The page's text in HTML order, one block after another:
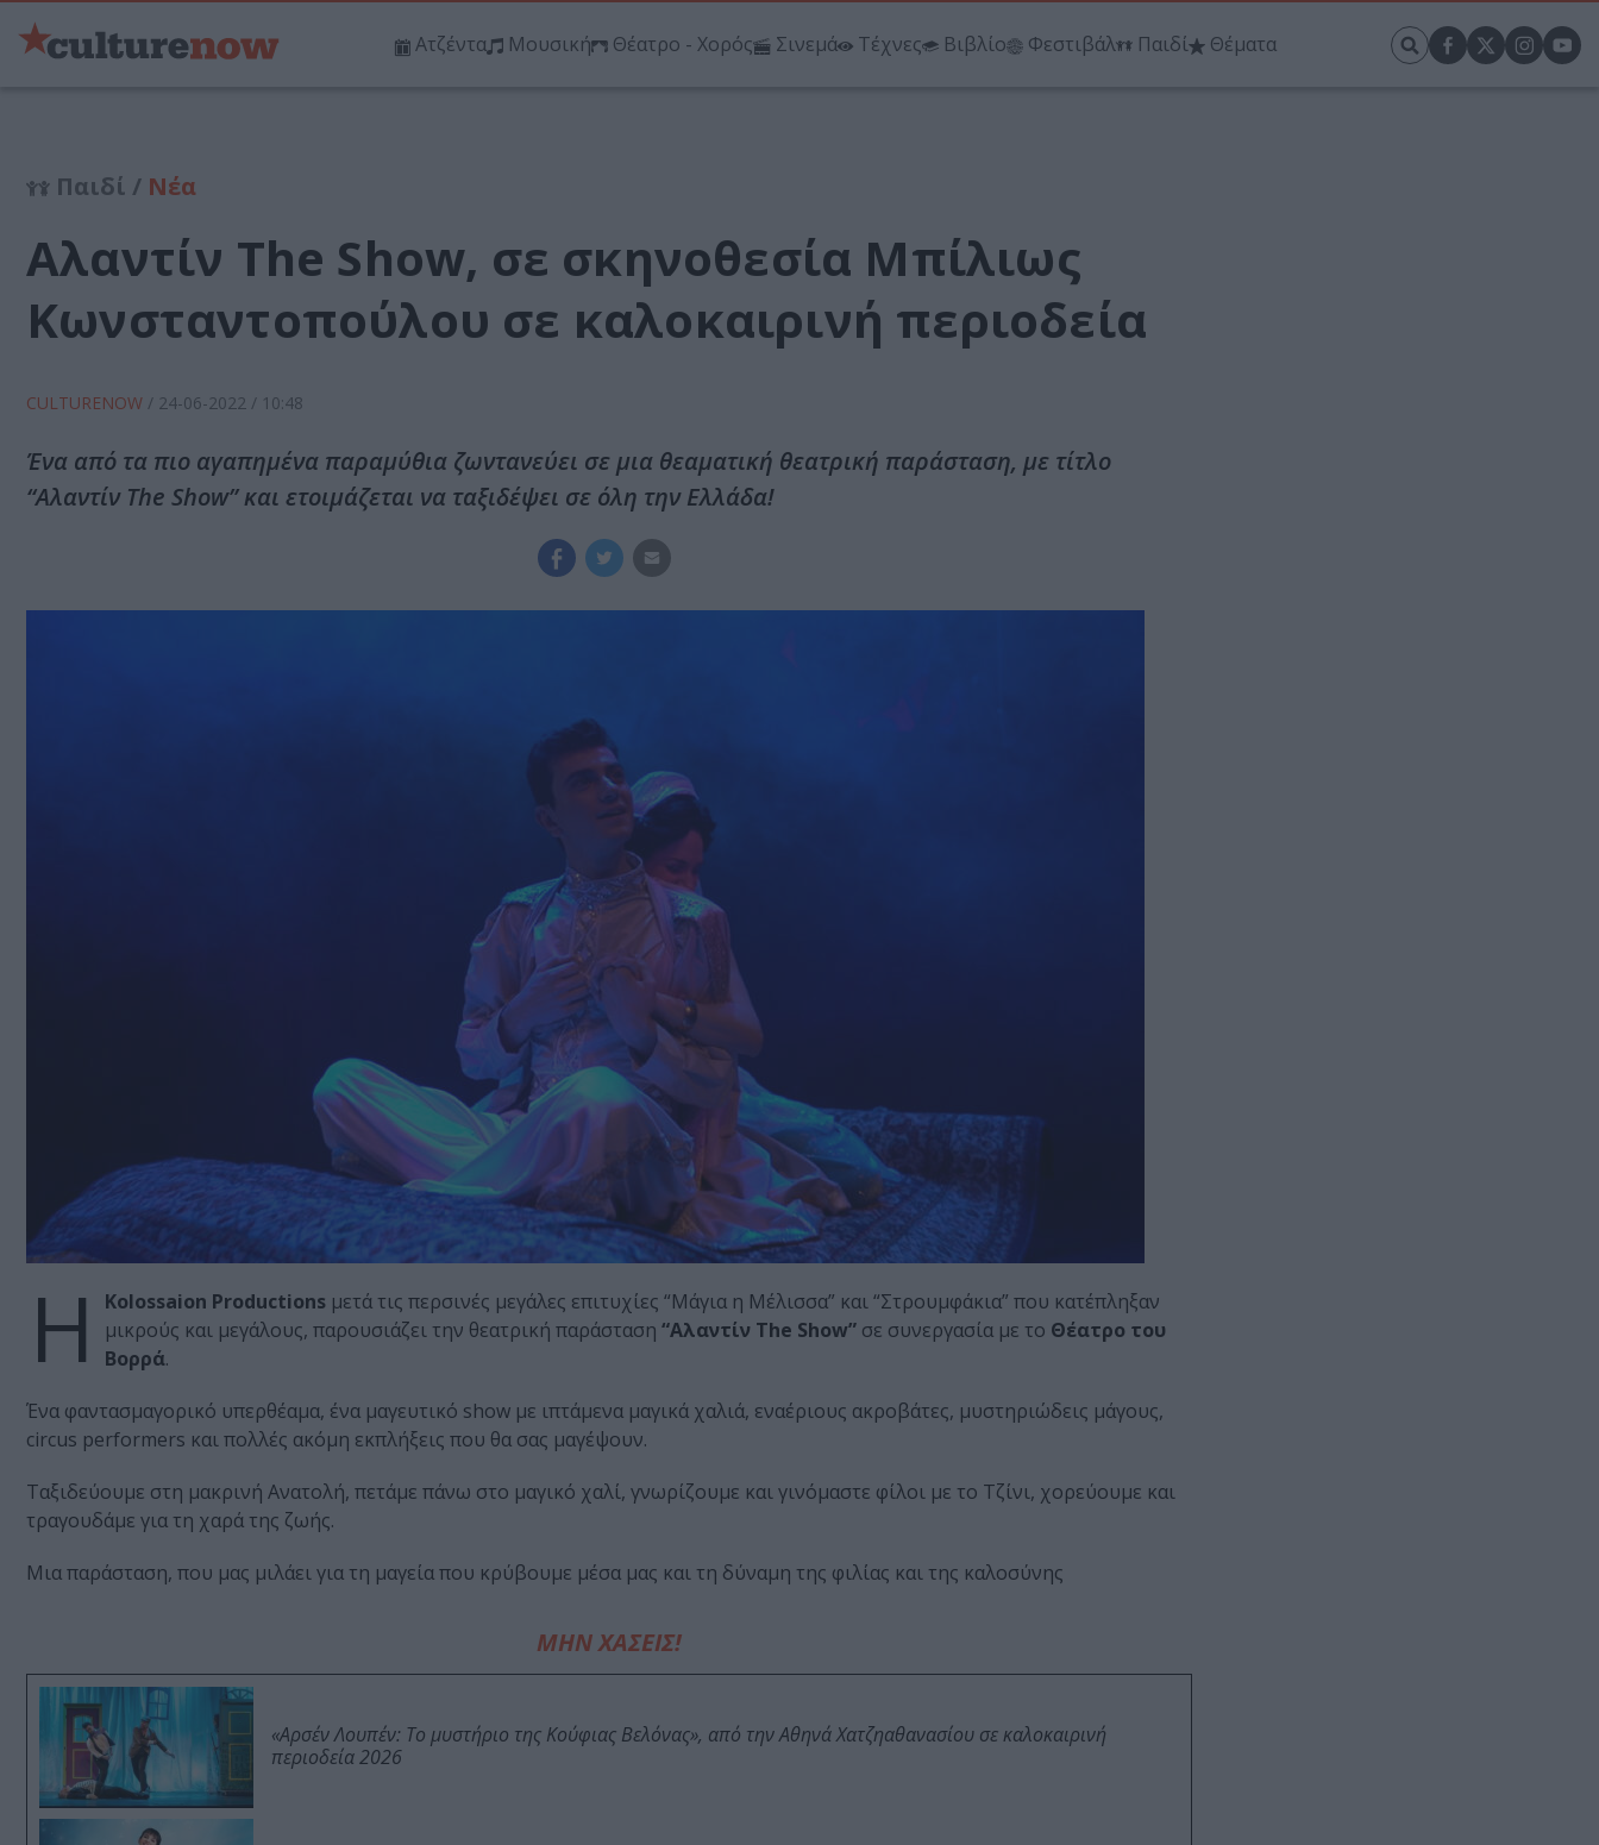
Ατζέντα Μουσική Θέατρο - Χορός Σινεμά Τέχνες Βιβλίο Φεστιβάλ Παιδί Θέματα
Παιδί / Νέα
Αλαντίν The Show, σε σκηνοθεσία Μπίλιως
Κωνσταντοπούλου σε καλοκαιρινή περιοδεία
CULTURENOW / 24-06-2022 / 10:48
Ένα από τα πιο αγαπημένα παραμύθια ζωντανεύει σε μια θεαματική θεατρική παράσταση, με τίτλο
“Αλαντίν The Show” και ετοιμάζεται να ταξιδέψει σε όλη την Ελλάδα!
H Kolossaion Productions μετά τις περσινές μεγάλες επιτυχίες “Μάγια η Μέλισσα” και “Στρουμφάκια” που κατέπληξαν
μικρούς και μεγάλους, παρουσιάζει την θεατρική παράσταση “Αλαντίν The Show” σε συνεργασία με το Θέατρο του
Βορρά.
Ένα φαντασμαγορικό υπερθέαμα, ένα μαγευτικό show με ιπτάμενα μαγικά χαλιά, εναέριους ακροβάτες, μυστηριώδεις μάγους,
circus performers και πολλές ακόμη εκπλήξεις που θα σας μαγέψουν.
Ταξιδεύουμε στη μακρινή Ανατολή, πετάμε πάνω στο μαγικό χαλί, γνωρίζουμε και γινόμαστε φίλοι με το Τζίνι, χορεύουμε και
τραγουδάμε για τη χαρά της ζωής.
Μια παράσταση, που μας μιλάει για τη μαγεία που κρύβουμε μέσα μας και τη δύναμη της φιλίας και της καλοσύνης
ΜΗΝ ΧΑΣΕΙΣ!
«Αρσέν Λουπέν: Το μυστήριο της Κούφιας Βελόνας», από την Αθηνά Χατζηαθανασίου σε καλοκαιρινή
περιοδεία 2026